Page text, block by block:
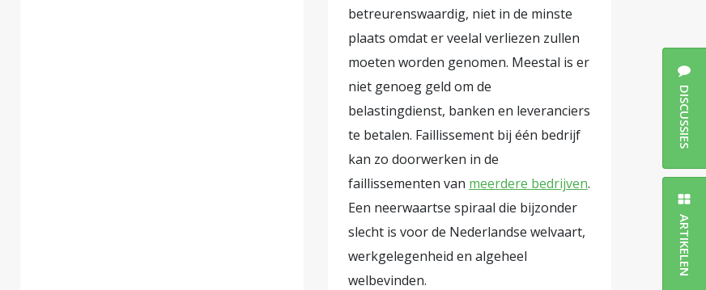
betreurenswaardig, niet in de minste
plaats omdat er veelal verliezen zullen
moeten worden genomen. Meestal is er
niet genoeg geld om de
belastingdienst, banken en leveranciers
te betalen. Faillissement bij één bedrijf
kan zo doorwerken in de
faillissementen van meerdere bedrijven.
Een neerwaartse spiraal die bijzonder
slecht is voor de Nederlandse welvaart,
werkgelegenheid en algeheel
welbevinden.
DISCUSSIES
ARTIKELEN